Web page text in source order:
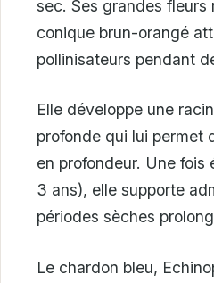
sec. Ses grandes
conique brun-orangé
pollinisateurs pendant
Elle développe une
profonde qui lui permet
en profondeur. Une fois
3 ans), elle supporte
périodes sèches
Le chardon bleu,